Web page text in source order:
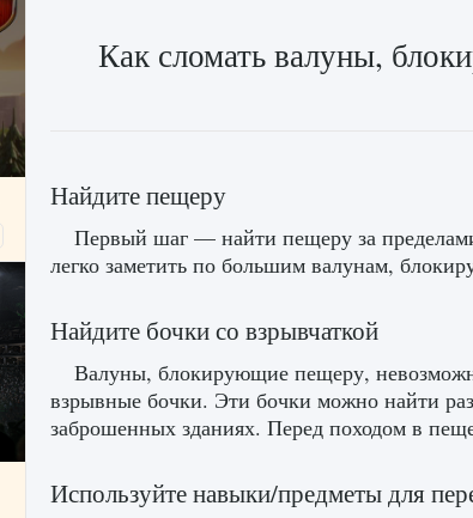
Как сломать валуны,
Найдите пещеру
Первый шаг — найти пещеру за
легко заметить по большим валунам,
Найдите бочки со взрывчаткой
Валуны, блокирующие пещеру,
взрывные бочки. Эти бочки можно найти
заброшенных зданиях. Перед походом в
Используйте навыки/предметы для